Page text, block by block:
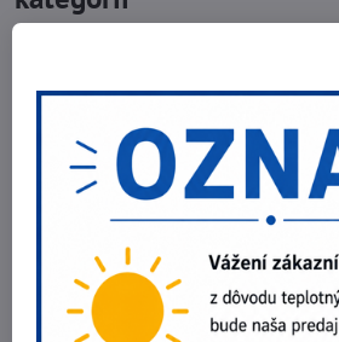
3,08 €
Špicatý sekáč Permon POS-2575
31,98 €
26 €bez DPH
Mini brúska M7 QA-432
172,20 €
bez DPH